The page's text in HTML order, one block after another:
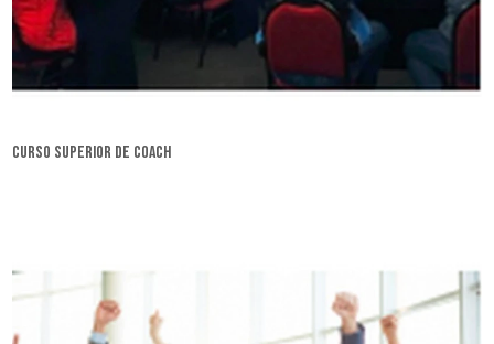
curso superior de coach